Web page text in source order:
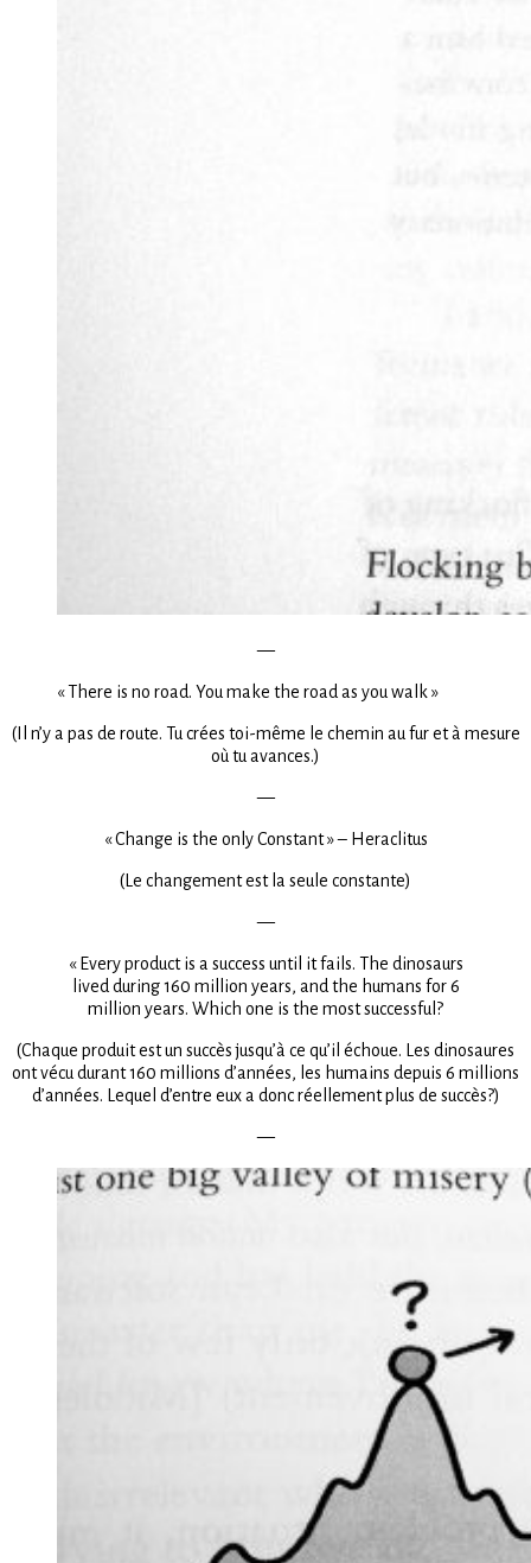
—
« There is no road. You make the road as you walk »
(Il n’y a pas de route. Tu crées toi-même le chemin au fur et à mesure
où tu avances.)
—
« Change is the only Constant » – Heraclitus
(Le changement est la seule constante)
—
« Every product is a success until it fails. The dinosaurs
lived during 160 million years, and the humans for 6
million years. Which one is the most successful?
(Chaque produit est un succès jusqu’à ce qu’il échoue. Les dinosaures
ont vécu durant 160 millions d’années, les humains depuis 6 millions
d’années. Lequel d’entre eux a donc réellement plus de succès?)
—